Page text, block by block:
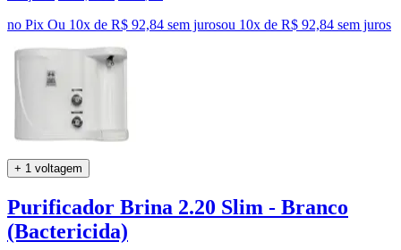
no Pix Ou 10x de R$ 92,84 sem jurosou 10x de R$ 92,84 sem juros
+ 1 voltagem
Purificador Brina 2.20 Slim - Branco
(Bactericida)